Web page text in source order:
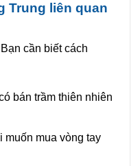
Trung liên quan
cần biết cách
bán trầm thiên nhiên
muốn mua vòng tay